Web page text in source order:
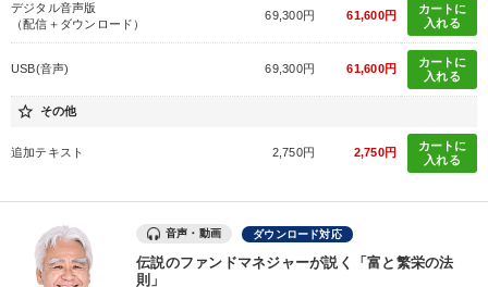
デジタル音声版
（配信＋ダウンロード）
69,300円 61,600円
カートに
入れる
USB(音声) 69,300円 61,600円
カートに
入れる
star_border その他
追加テキスト 2,750円 2,750円
カートに
入れる
音声・動画 ダウンロード対応
伝説のファンドマネジャーが説く「富と繁栄の法
則」